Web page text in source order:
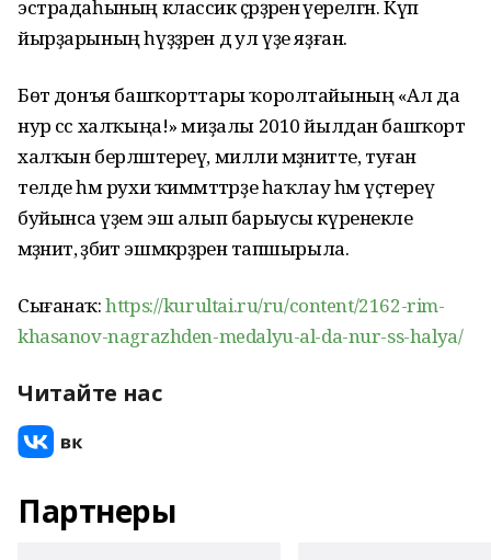
эстрадаһының классик әҫәрҙәренә әүерелгән. Күп
йырҙарының һүҙҙәрен дә ул үҙе яҙған.
Бөтә донъя башҡорттары ҡоролтайының «Ал да
нур сәс халҡыңа!» миҙалы 2010 йылдан башҡорт
халҡын берләштереү, милли мәҙәниәтте, туған
телде һәм рухи ҡиммәттәрҙе һаҡлау һәм үҫтереү
буйынса әүҙем эш алып барыусы күренекле
мәҙәниәт, әҙәбиәт эшмәкәрҙәренә тапшырыла.
Сығанаҡ:https://kurultai.ru/ru/content/2162-rim-
khasanov-nagrazhden-medalyu-al-da-nur-ss-halya/
Читайте нас
Партнеры